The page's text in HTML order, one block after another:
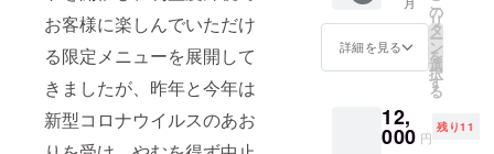
お客様に楽しんでいただけ
る限定メニューを展開して
きましたが、昨年と今年は
新型コロナウイルスのあお
す。金
額以上
のお支
ださ
い。
す。
【注意
事項】
をご利
用の際
12,000
円分 お
食事券
※
ディ
用
12,000
円分
詳細を見る
の
リ
タ
ー
ン
を
選
択
す
る
12,
000 円
残り11